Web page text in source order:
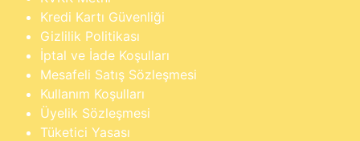
Kredi Kartı Güvenliği
Gizlilik Politikası
İptal ve İade Koşulları
Mesafeli Satış Sözleşmesi
Kullanım Koşulları
Üyelik Sözleşmesi
Tüketici Yasası